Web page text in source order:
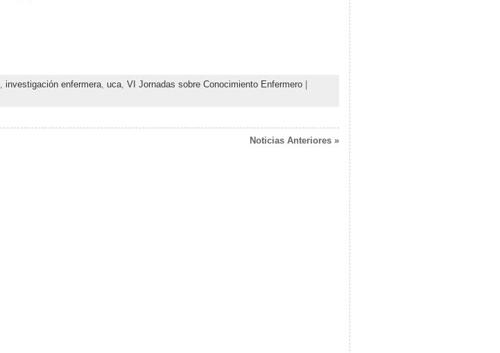
, investigación enfermera, uca, VI Jornadas sobre Conocimiento Enfermero|
Noticias Anteriores »